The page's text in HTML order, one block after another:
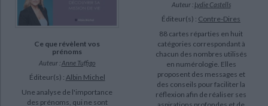
SUPPORT
livre (1513)
poche (126)
Ce que révèlent vos
prénoms
Auteur :Anne Tuffigo
Éditeur(s) : Albin Michel
Une analyse de l'importance
des prénoms, qui ne sont
Auteur : Lydie Castells
Éditeur(s) : Contre-Dires
88 cartes réparties en huit
catégories correspondant à
chacun des nombres utilisés
en numérologie. Elles
proposent des messages et
des conseils pour faciliter la
réflexion afin de réaliser ses